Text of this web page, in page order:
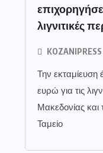
λιγνιτικές
KOZANIPRESS
Την εκταμίευση
ευρώ για τις
Μακεδονίας
Ταμείο